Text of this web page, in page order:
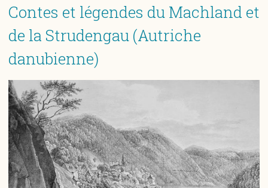
Contes et légendes du Machland et
de la Strudengau (Autriche
danubienne)